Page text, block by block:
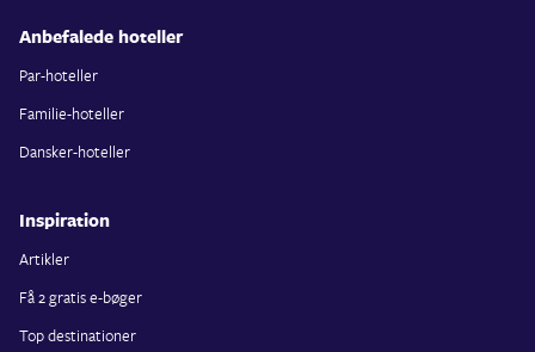
Anbefalede hoteller
Par-hoteller
Familie-hoteller
Dansker-hoteller
Inspiration
Artikler
Få 2 gratis e-bøger
Top destinationer